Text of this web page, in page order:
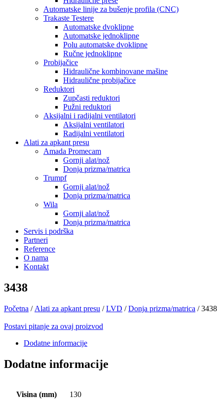
Automatske linije za bušenje profila (CNC)
Trakaste Testere
Automatske dvoklipne
Automatske jednoklipne
Polu automatske dvoklipne
Ručne jednoklipne
Probijačice
Hidraulične kombinovane mašine
Hidraulične probijačice
Reduktori
Zupčasti reduktori
Pužni reduktori
Aksijalni i radijalni ventilatori
Aksijalni ventilatori
Radijalni ventilatori
Alati za apkant presu
Amada Promecam
Gornji alat/nož
Donja prizma/matrica
Trumpf
Gornji alat/nož
Donja prizma/matrica
Wila
Gornji alat/nož
Donja prizma/matrica
Servis i podrška
Partneri
Reference
O nama
Kontakt
3438
Početna / Alati za apkant presu /LVD /Donja prizma/matrica / 3438
Postavi pitanje za ovaj proizvod
Dodatne informacije
Dodatne informacije
Visina (mm) 130